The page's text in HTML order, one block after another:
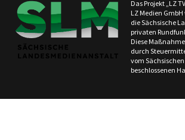
Das Projekt „LZ
LZ Medien
die Sächsische
privaten
Diese
durch
vom
beschlossenen